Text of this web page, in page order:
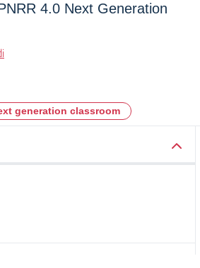
4.0 Next Generation
generation classroom